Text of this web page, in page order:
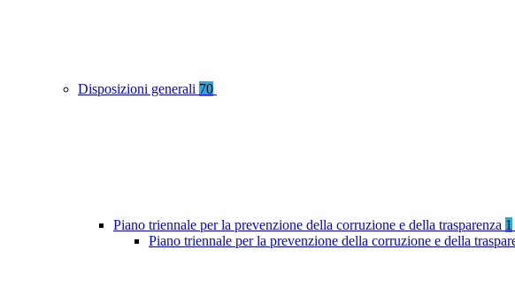
Disposizioni generali 70
Piano triennale per la prevenzione della corruzione e della trasparenza 1
Piano triennale per la prevenzione della corruzione e della